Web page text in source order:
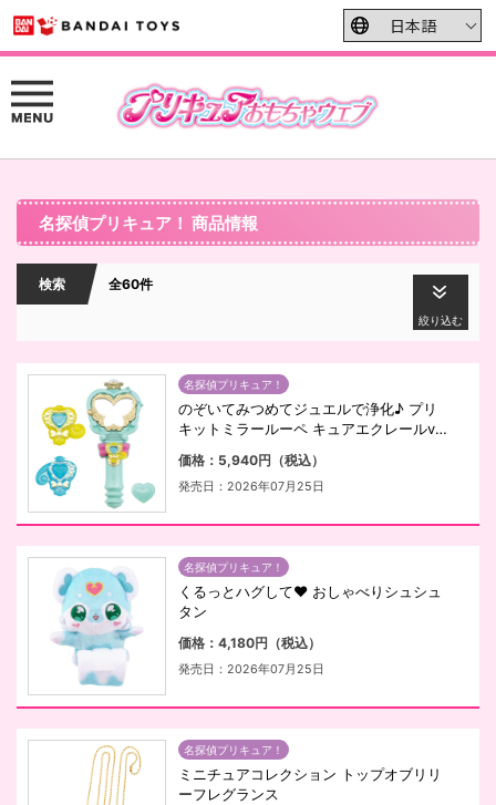
名探偵プリキュア！ 商品情報
検索 全60件
絞り込む
名探偵プリキュア！
のぞいてみつめてジュエルで浄化♪ プリ
キットミラールーペ キュアエクレールve
価格：5,940円（税込）
発売日：2026年07月25日
名探偵プリキュア！
くるっとハグして♥ おしゃべりシュシュ
タン
価格：4,180円（税込）
発売日：2026年07月25日
名探偵プリキュア！
ミニチュアコレクション トップオブリリ
ーフレグランス